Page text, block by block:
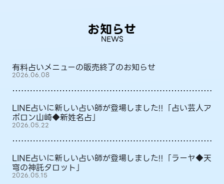
お知らせ
NEWS
有料占いメニューの販売終了のお知らせ
2026.06.08
LINE占いに新しい占い師が登場しました!!「占い芸人ア
ポロン山崎◆新姓名占」
2026.05.22
LINE占いに新しい占い師が登場しました!!「ラーヤ◆天
穹の神託タロット」
2026.05.15